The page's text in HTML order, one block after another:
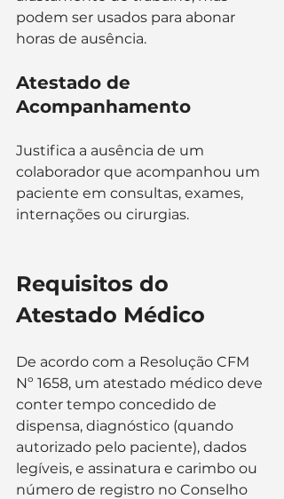
podem ser usados para abonar
horas de ausência.
Atestado de
Acompanhamento
Justifica a ausência de um
colaborador que acompanhou um
paciente em consultas, exames,
internações ou cirurgias.
Requisitos do
Atestado Médico
De acordo com a Resolução CFM
Nº 1658, um atestado médico deve
conter tempo concedido de
dispensa, diagnóstico (quando
autorizado pelo paciente), dados
legíveis, e assinatura e carimbo ou
número de registro no Conselho